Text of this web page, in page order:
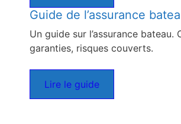
Guide de l’assurance
Un guide sur l’assurance bateau.
garanties, risques couverts.
Lire le guide